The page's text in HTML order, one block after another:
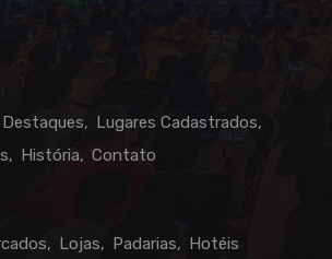
Lugares Cadastrados
História Contato
Lojas Padarias Hotéis